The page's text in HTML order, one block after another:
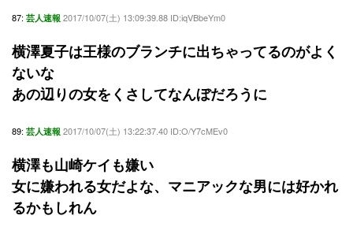
87: 芸人速報 2017/10/07(土) 13:09:39.88 ID:iqVBbeYm0
横澤夏子は王様のブランチに出ちゃってるのがよく
ないな
あの辺りの女をくさしてなんぼだろうに
89: 芸人速報 2017/10/07(土) 13:22:37.40 ID:O/Y7cMEv0
横澤も山崎ケイも嫌い
女に嫌われる女だよな、マニアックな男には好かれ
るかもしれん